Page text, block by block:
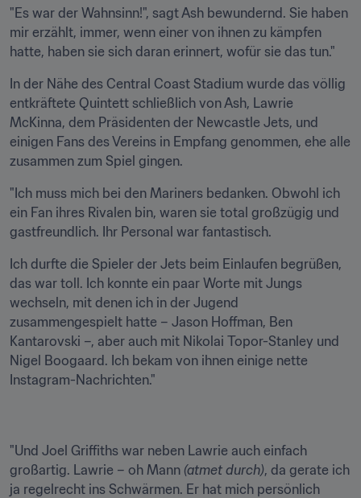
"Es war der Wahnsinn!", sagt Ash bewundernd. Sie haben
mir erzählt, immer, wenn einer von ihnen zu kämpfen
hatte, haben sie sich daran erinnert, wofür sie das tun."
In der Nähe des Central Coast Stadium wurde das völlig
entkräftete Quintett schließlich von Ash, Lawrie
McKinna, dem Präsidenten der Newcastle Jets, und
einigen Fans des Vereins in Empfang genommen, ehe alle
zusammen zum Spiel gingen.
"Ich muss mich bei den Mariners bedanken. Obwohl ich
ein Fan ihres Rivalen bin, waren sie total großzügig und
gastfreundlich. Ihr Personal war fantastisch.
Ich durfte die Spieler der Jets beim Einlaufen begrüßen,
das war toll. Ich konnte ein paar Worte mit Jungs
wechseln, mit denen ich in der Jugend
zusammengespielt hatte – Jason Hoffman, Ben
Kantarovski –, aber auch mit Nikolai Topor-Stanley und
Nigel Boogaard. Ich bekam von ihnen einige nette
Instagram-Nachrichten."
"Und Joel Griffiths war neben Lawrie auch einfach
großartig. Lawrie – oh Mann (atmet durch), da gerate ich
ja regelrecht ins Schwärmen. Er hat mich persönlich